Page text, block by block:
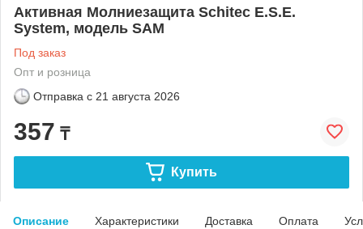
Активная Молниезащита Schitec E.S.E.
System, модель SAM
Под заказ
Опт и розница
Отправка с 21 августа 2026
357 ₸
Купить
Описание Характеристики Доставка Оплата